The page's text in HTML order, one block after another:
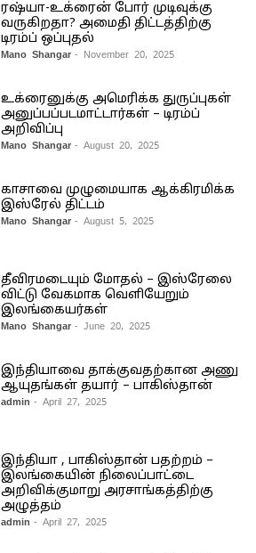
ரஷ்யா-உக்ரைன் போர் முடிவுக்கு
வருகிறதா? அமைதி திட்டத்திற்கு
டிரம்ப் ஒப்புதல்
Mano Shangar - November 20, 2025
உக்ரைனுக்கு அமெரிக்க துருப்புகள்
அனுப்பப்படமாட்டார்கள் – டிரம்ப்
அறிவிப்பு
Mano Shangar - August 20, 2025
காசாவை முழுமையாக ஆக்கிரமிக்க
இஸ்ரேல் திட்டம்
Mano Shangar - August 5, 2025
தீவிரமடையும் மோதல் – இஸ்ரேலை
விட்டு வேகமாக வெளியேறும்
இலங்கையர்கள்
Mano Shangar - June 20, 2025
இந்தியாவை தாக்குவதற்கான அணு
ஆயுதங்கள் தயார் – பாகிஸ்தான்
admin - April 27, 2025
இந்தியா , பாகிஸ்தான் பதற்றம் –
இலங்கையின் நிலைப்பாட்டை
அறிவிக்குமாறு அரசாங்கத்திற்கு
அழுத்தம்
admin - April 27, 2025